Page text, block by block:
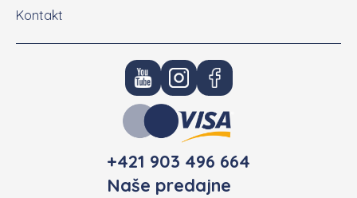
Kontakt
+421 903 496 664
Naše predajne